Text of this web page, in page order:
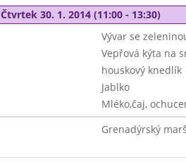
Čtvrtek 30. 1. 2014 (11:00 - 13:30)
Vývar se
Vepřová kýta na
houskový knedlík
Jablko
Mléko,čaj,
Grenadýrský